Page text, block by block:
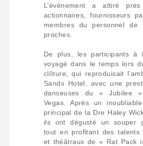
L’événement a attiré
actionnaires, fournisseurs
membres du personnel de
proches.
De plus, les participants à
voyagé dans le temps lors
clôture, qui reproduisait
Sands Hotel, avec une
danseuses du « Jubilee
Vegas. Après un
principal de la Dre Haley
ils ont dégusté un souper
tout en profitant des talents
et théâtraux de « Rat Pack